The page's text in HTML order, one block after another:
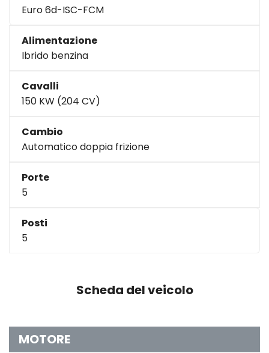
Euro 6d-ISC-FCM
Alimentazione
Ibrido benzina
Cavalli
150 KW (204 CV)
Cambio
Automatico doppia frizione
Porte
5
Posti
5
Scheda del veicolo
MOTORE